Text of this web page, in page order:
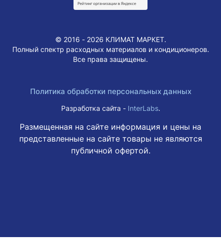
© 2016 - 2026 КЛИМАТ МАРКЕТ.
Полный спектр расходных материалов и кондиционеров.
Все права защищены.
Политика обработки персональных данных
Разработка сайта - InterLabs.
Размещенная на сайте информация и цены на
представленные на сайте товары не являются
публичной офертой.